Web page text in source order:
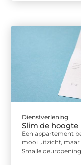
Dienstverlening
Slim de hoogte
Een appartement
mooi uitzicht, maar
Smalle